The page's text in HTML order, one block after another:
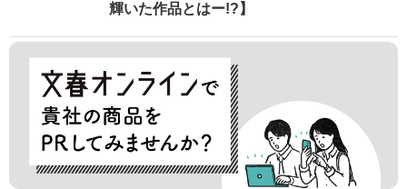
輝いた作品とはー!?】